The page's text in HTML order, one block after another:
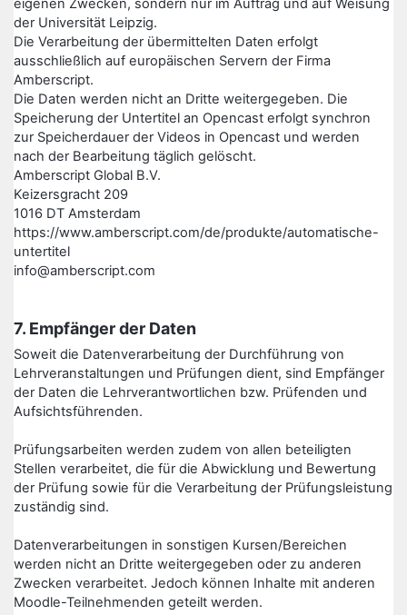
eigenen Zwecken, sondern nur im Auftrag und auf Weisung
der Universität Leipzig.
Die Verarbeitung der übermittelten Daten erfolgt
ausschließlich auf europäischen Servern der Firma
Amberscript.
Die Daten werden nicht an Dritte weitergegeben. Die
Speicherung der Untertitel an Opencast erfolgt synchron
zur Speicherdauer der Videos in Opencast und werden
nach der Bearbeitung täglich gelöscht.
Amberscript Global B.V.
Keizersgracht 209
1016 DT Amsterdam
https://www.amberscript.com/de/produkte/automatische-
untertitel
info@amberscript.com
7. Empfänger der Daten
Soweit die Datenverarbeitung der Durchführung von
Lehrveranstaltungen und Prüfungen dient, sind Empfänger
der Daten die Lehrverantwortlichen bzw. Prüfenden und
Aufsichtsführenden.
Prüfungsarbeiten werden zudem von allen beteiligten
Stellen verarbeitet, die für die Abwicklung und Bewertung
der Prüfung sowie für die Verarbeitung der Prüfungsleistung
zuständig sind.
Datenverarbeitungen in sonstigen Kursen/Bereichen
werden nicht an Dritte weitergegeben oder zu anderen
Zwecken verarbeitet. Jedoch können Inhalte mit anderen
Moodle-Teilnehmenden geteilt werden.